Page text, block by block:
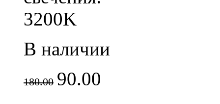
3200K
В наличии
180.00 90.00